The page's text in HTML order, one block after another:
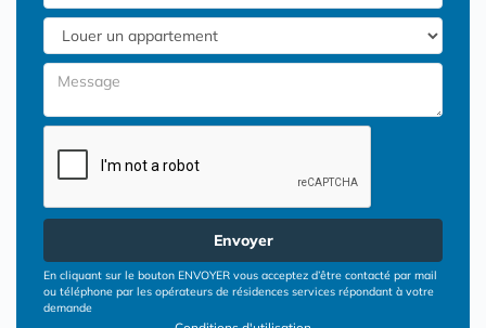
Envoyer
En cliquant sur le bouton ENVOYER vous acceptez d’être contacté par mail
ou téléphone par les opérateurs de résidences services répondant à votre
demande